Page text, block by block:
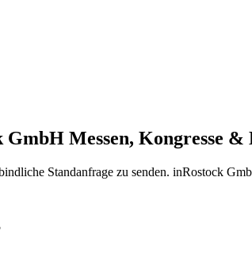
Messen, Kongresse &
Standanfrage zu senden. inRostock